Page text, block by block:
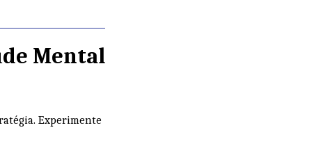
Mental
Experimente